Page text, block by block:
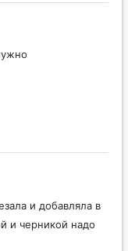
и добавляла в
и черникой надо